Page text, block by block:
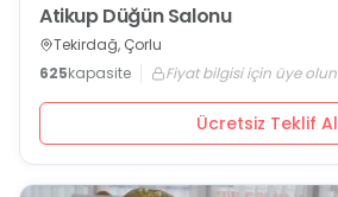
Atikup Düğün Salonu
Tekirdağ, Çorlu
625kapasite Fiyat bilgisi için üye olun
Ücretsiz Teklif Al